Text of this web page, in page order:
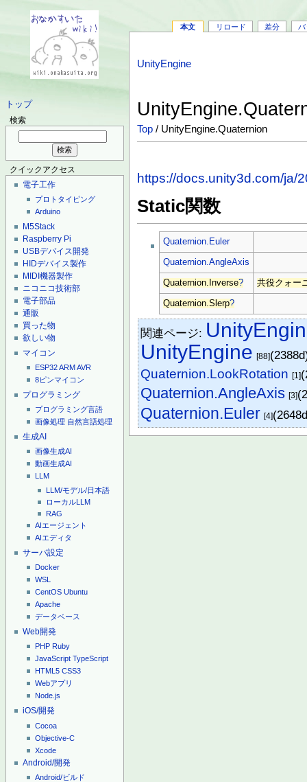
トップ
検索
クイックアクセス
電子工作
プロトタイピング
Arduino
M5Stack
Raspberry Pi
USBデバイス開発
HIDデバイス製作
MIDI機器製作
ニコニコ技術部
電子部品
通販
買った物
欲しい物
マイコン
ESP32ARMAVR
8ピンマイコン
プログラミング
プログラミング言語
画像処理 自然言語処理
生成AI
画像生成AI
動画生成AI
LLM
LLM/モデル/日本語
ローカルLLM
RAG
AIエージェント
AIエディタ
サーバ設定
Docker
WSL
CentOS Ubuntu
Apache
データベース
Web開発
PHP Ruby
JavaScript TypeScript
HTML5 CSS3
Webアプリ
Node.js
iOS/開発
Cocoa
Objective-C
Xcode
Android/開発
Android/ビルド
本文 リロード 差分 バ
UnityEngine
Top / UnityEngine.Quaternion
https://docs.unity3d.com/ja/
Static関数
Quaternion.Euler
Quaternion.AngleAxis
Quaternion.Inverse? 共役クォー
Quaternion.Slerp?
関連ページ:
UnityEngine [88]
Quaternion.LookRotation [1]
Quaternion.AngleAxis [3]
Quaternion.Euler [4]